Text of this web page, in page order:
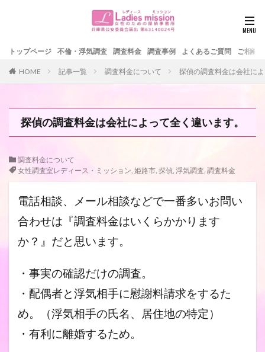
トップページ 不倫・浮気調査 調査料金 調査事例 よくあるご質問 ご相談
HOME 記事一覧 調査料金について 探偵の調査料金は会社に
探偵の調査料金は会社によって全く違います。
調査料金について
女性調査室レディース・ミッション, 姫路市, 探偵, 浮気調査, 調査料金
電話相談、メール相談などで一番多いお問い
合わせは『調査料金はいく らかかります
か？』だと思います。
・事実の確認だけの調査。
・配偶者と浮気相手に慰謝料請求をするた
め。（浮気相手の氏名、
居住地の特定）
・有利に離婚するため。